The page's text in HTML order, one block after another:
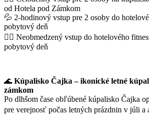
od Hotela pod Zámkom
💦 2-hodinový vstup pre 2 osoby do
pobytový deň
🏋️‍♀️ Neobmedzený vstup do hotelového
pobytový deň
🌊 Kúpalisko Čajka – ikonické letné
zámkom
Po dlhšom čase obľúbené kúpalisko Čajka
pre verejnosť počas letných prázdnin v júli